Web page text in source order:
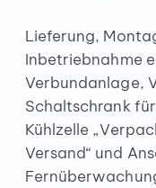
Lieferung,
Inbetriebnahme
Verbundanlage,
Schaltschrank
Kühlzelle
Versand“ und